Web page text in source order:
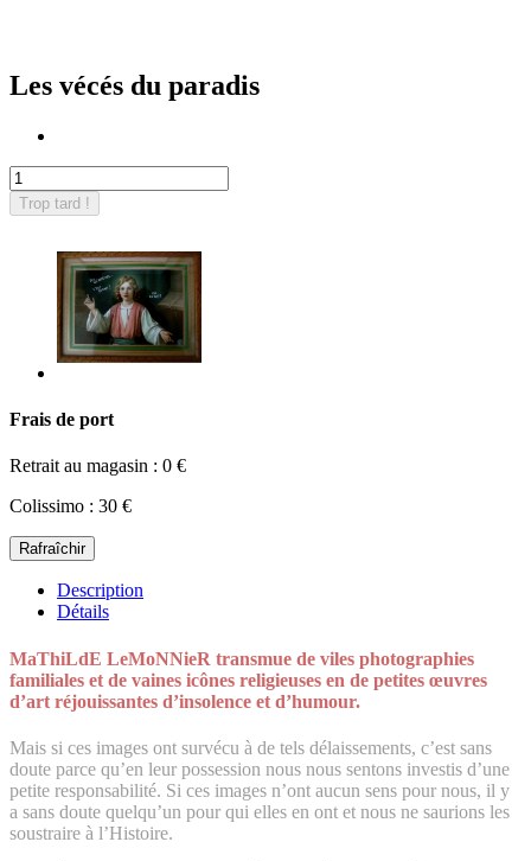
Les vécés du paradis
Trop tard !
Frais de port
Retrait au magasin : 0 €
Colissimo : 30 €
Description
Détails
MaThiLdE LeMoNNieR transmue de viles photographies
familiales et de vaines icônes religieuses en de petites œuvres
d’art réjouissantes d’insolence et d’humour.
Mais si ces images ont survécu à de tels délaissements, c’est sans
doute parce qu’en leur possession nous nous sentons investis d’une
petite responsabilité. Si ces images n’ont aucun sens pour nous, il y
a sans doute quelqu’un pour qui elles en ont et nous ne saurions les
soustraire à l’Histoire.